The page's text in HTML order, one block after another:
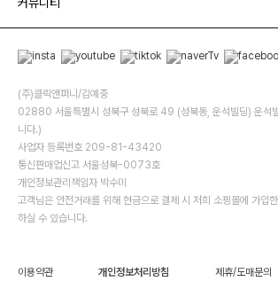
(주)클릭앤퍼니/김예중
02880 서울특별시 성북구 성북로 49 (성북동, 운석빌딩) 운석
니다.)
사업자 등록번호 209-81-43420
통신판매업신고 서울성북-0073호
개인정보관리책임자 박수미
고객님은 안전거래를 위해 현금으로 결제 시 저희 소핑몰에 가입
하실 수 있습니다.
이용약관 개인정보처리방침 제휴/도매문의